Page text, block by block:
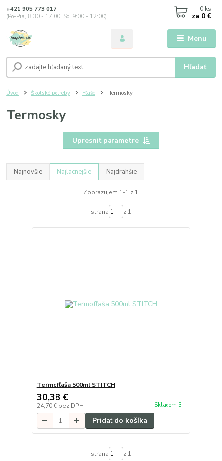
Menu
Hľadať
+421 905 773 017
(Po-Pia, 8:30 - 17:00, So: 9:00 - 12:00)
0 ks
za 0 €
Úvod Školské potreby Fľaše Termosky
Termosky
Upresniť parametre
Najnovšie Najlacnejšie Najdrahšie
Zobrazujem 1-1 z 1
strana z 1
Termofľaša 500ml STITCH
30,38 €
24,70 € bez DPH Skladom 3
Pridať do košíka
strana z 1